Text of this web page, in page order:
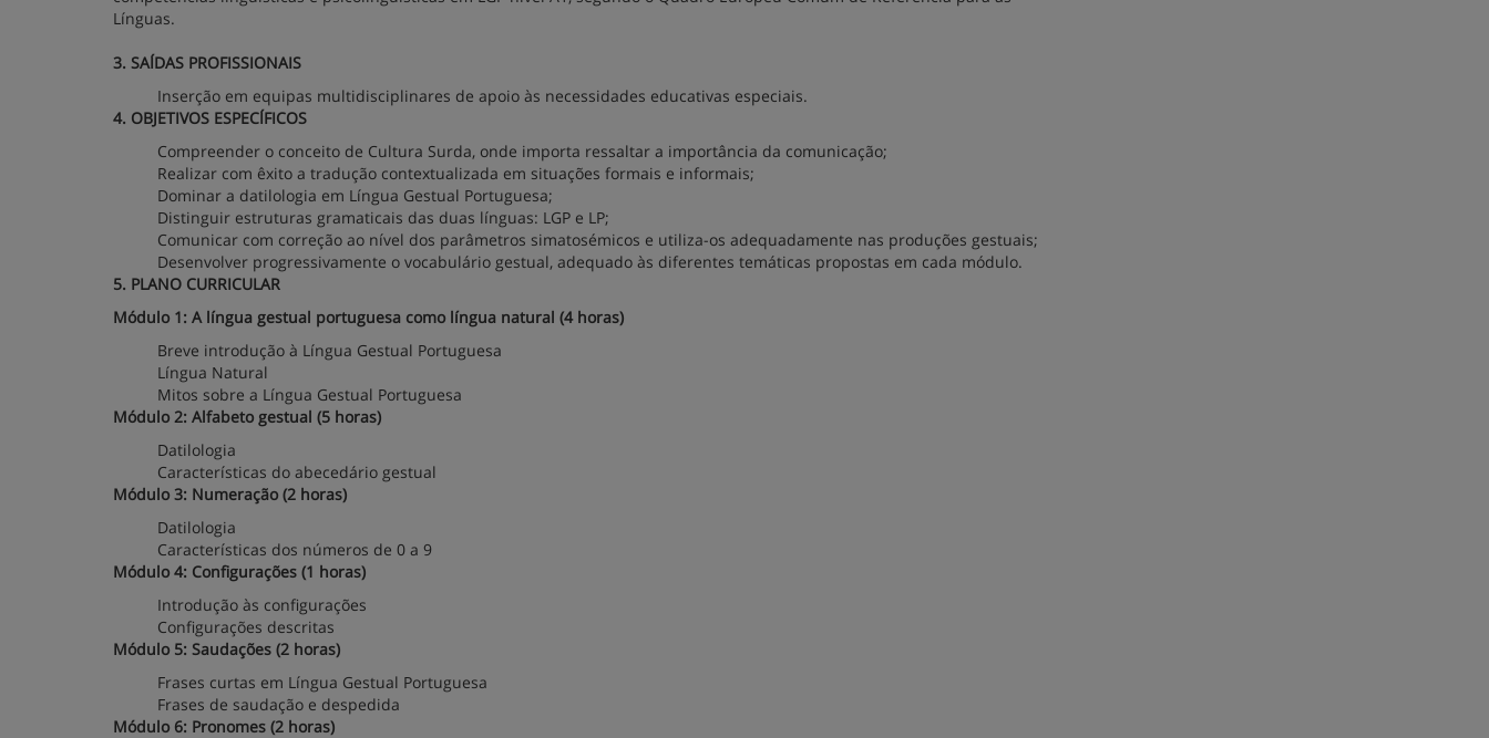
Línguas.
3. SAÍDAS PROFISSIONAIS
Inserção em equipas multidisciplinares de apoio às necessidades educativas especiais.
4. OBJETIVOS ESPECÍFICOS
Compreender o conceito de Cultura Surda, onde importa ressaltar a importância da comunicação;
Realizar com êxito a tradução contextualizada em situações formais e informais;
Dominar a datilologia em Língua Gestual Portuguesa;
Distinguir estruturas gramaticais das duas línguas: LGP e LP;
Comunicar com correção ao nível dos parâmetros simatosémicos e utiliza-os adequadamente nas produções gestuais;
Desenvolver progressivamente o vocabulário gestual, adequado às diferentes temáticas propostas em cada módulo.
5. PLANO CURRICULAR
Módulo 1: A língua gestual portuguesa como língua natural (4 horas)
Breve introdução à Língua Gestual Portuguesa
Língua Natural
Mitos sobre a Língua Gestual Portuguesa
Módulo 2: Alfabeto gestual (5 horas)
Datilologia
Características do abecedário gestual
Módulo 3: Numeração (2 horas)
Datilologia
Características dos números de 0 a 9
Módulo 4: Configurações (1 horas)
Introdução às configurações
Configurações descritas
Módulo 5: Saudações (2 horas)
Frases curtas em Língua Gestual Portuguesa
Frases de saudação e despedida
Módulo 6: Pronomes (2 horas)